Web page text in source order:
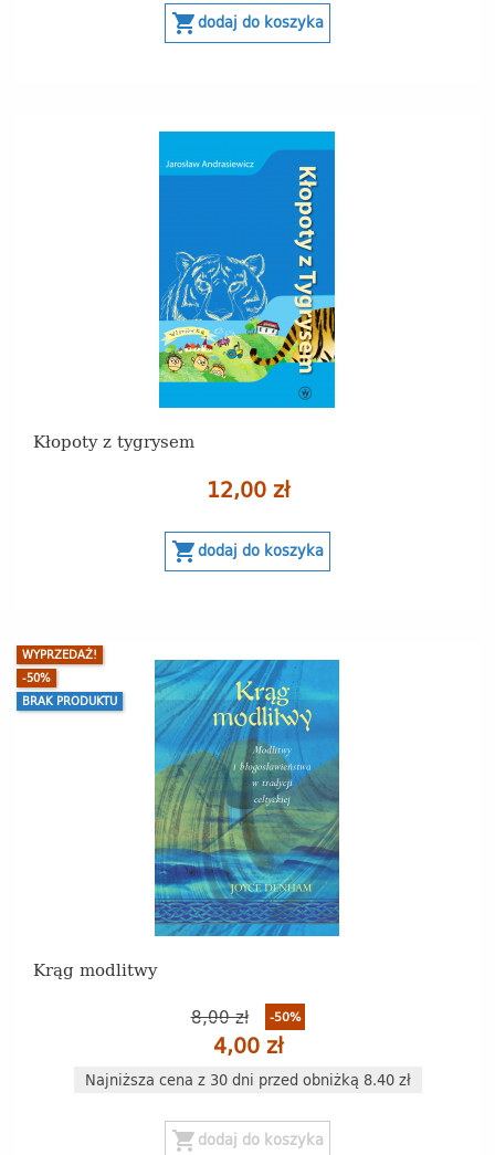
shopping_cartdodaj do koszyka
Kłopoty z tygrysem
12,00 zł
shopping_cartdodaj do koszyka
Krąg modlitwy
8,00 zł -50%
4,00 zł
Najniższa cena z 30 dni przed obniżką 8.40 zł
WYPRZEDAŻ!
-50%
BRAK PRODUKTU
shopping_cart dodaj do koszyka